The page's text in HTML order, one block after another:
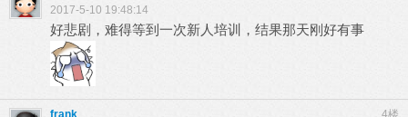
2017-5-10 19:48:14
好悲剧，难得等到一次新人培训，结果那天刚好有事
4楼
frank